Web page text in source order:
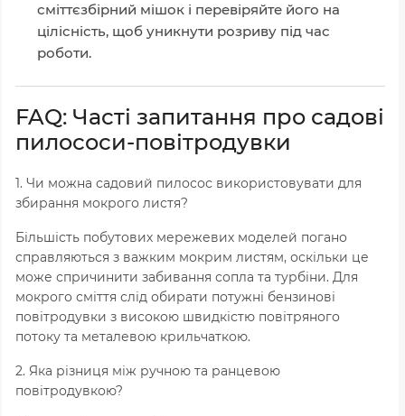
сміттєзбірний мішок і перевіряйте його на
цілісність, щоб уникнути розриву під час
роботи.
FAQ: Часті запитання про садові
пилососи-повітродувки
1. Чи можна садовий пилосос використовувати для
збирання мокрого листя?
Більшість побутових мережевих моделей погано
справляються з важким мокрим листям, оскільки це
може спричинити забивання сопла та турбіни. Для
мокрого сміття слід обирати потужні бензинові
повітродувки з високою швидкістю повітряного
потоку та металевою крильчаткою.
2. Яка різниця між ручною та ранцевою
повітродувкою?